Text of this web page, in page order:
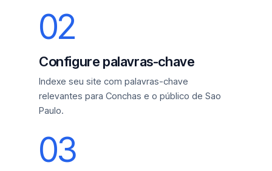
02
Configure palavras-chave
Indexe seu site com palavras-chave
relevantes para Conchas e o público de Sao
Paulo.
03